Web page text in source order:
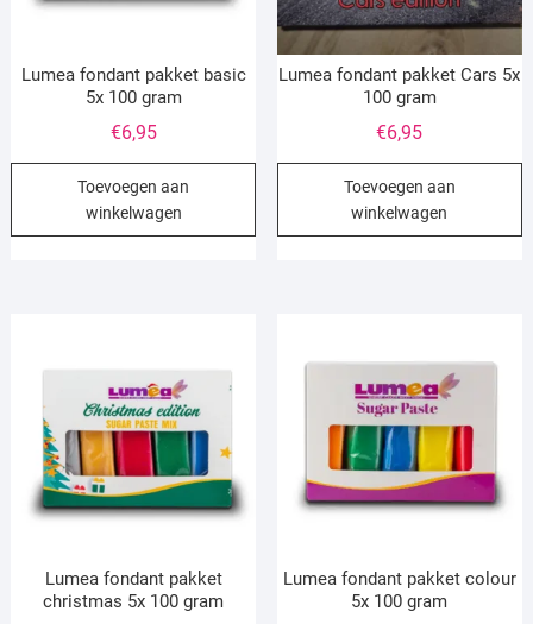
Lumea fondant pakket basic
5x 100 gram
€6,95
Toevoegen aan
winkelwagen
Lumea fondant pakket Cars 5x
100 gram
€6,95
Toevoegen aan
winkelwagen
Lumea fondant pakket
christmas 5x 100 gram
Lumea fondant pakket colour
5x 100 gram